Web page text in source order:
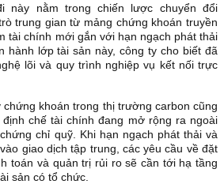
này nằm trong chiến lược chuyển đổi
trung gian từ mảng chứng khoán truyền
tài chính mới gắn với hạn ngạch phát thải
hành lớp tài sản này, công ty cho biết đã
lõi và quy trình nghiệp vụ kết nối trực
khoán trong thị trường carbon cũng
chế tài chính đang mở rộng ra ngoài
chỉ quỹ. Khi hạn ngạch phát thải và
giao dịch tập trung, các yêu cầu về đặt
toán và quản trị rủi ro sẽ cần tới hạ tầng
sản có tổ chức.